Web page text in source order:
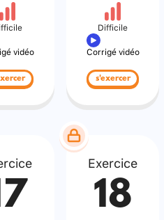
vidéo
Difficile
Corrigé vidéo
s'exercer
Exercice
18